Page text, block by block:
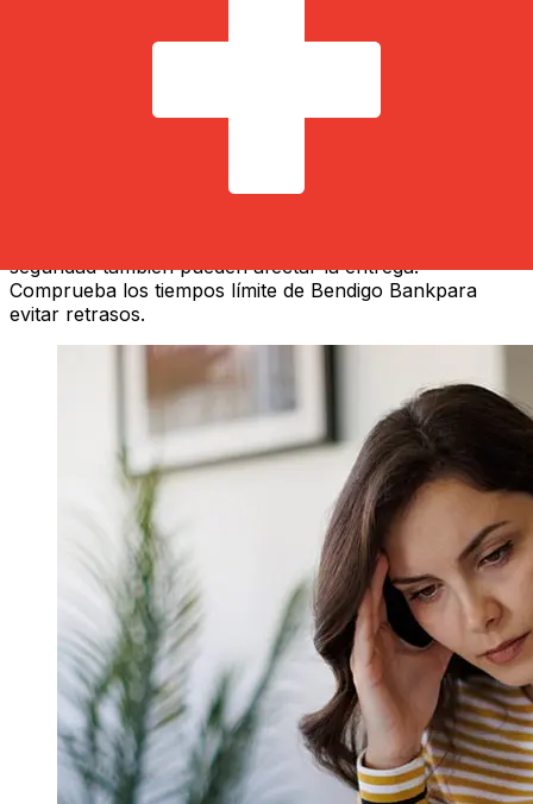
¿Qué tan rápido es un Bendigo Bank
Los tiempos de entrega para transferencias
transacción. Normalmente, las transferencias bancarias
seguridad también pueden afectar la entrega.
Comprueba los tiempos límite de Bendigo Bankpara
evitar retrasos.